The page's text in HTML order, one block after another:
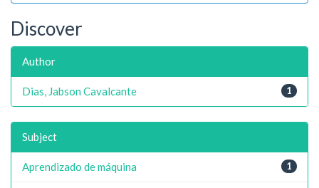
Discover
Author
1
Dias, Jabson Cavalcante
Subject
1
Aprendizado de máquina